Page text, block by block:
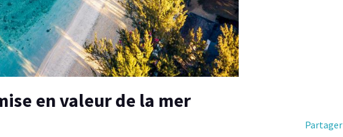
en valeur de la mer
Partager